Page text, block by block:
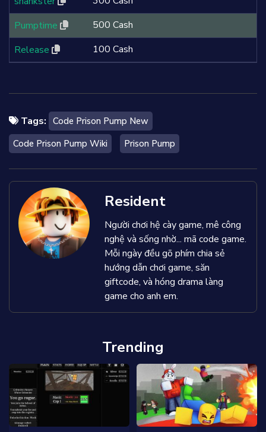
Pumptime
500 Cash
Release
100 Cash
Tags: Code Prison Pump New
Code Prison Pump Wiki
Prison Pump
Resident
Người chơi hệ cày game, mê công
nghệ và sống nhờ... mã code game.
Mỗi ngày đều gõ phím chia sẻ
hướng dẫn chơi game, săn
giftcode, và hóng drama làng
game cho anh em.
Trending